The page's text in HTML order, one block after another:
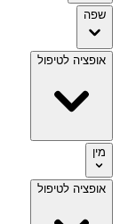
שפה
אופציה לטיפול
מין
אופציה לטיפול